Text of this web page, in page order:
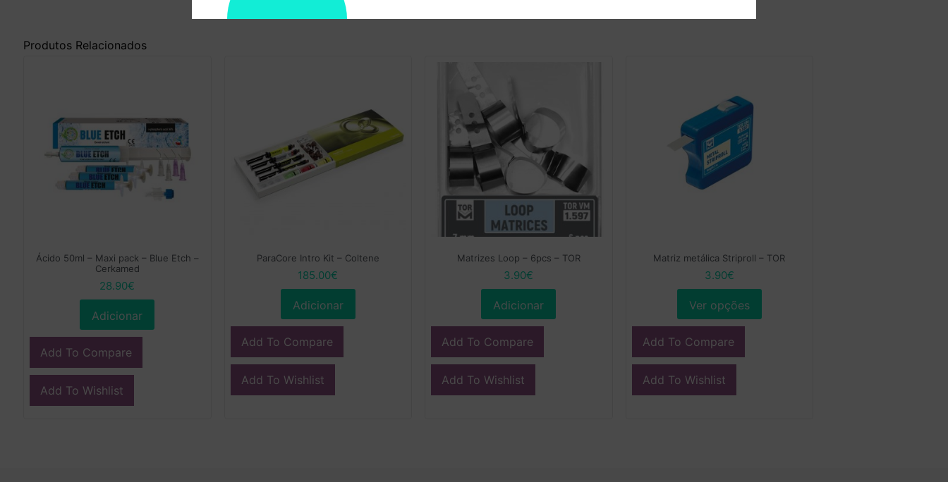
Produtos Relacionados
Ácido 50ml – Maxi pack – Blue Etch –
Cerkamed
28.90€
Adicionar
Add To Compare
Add To Wishlist
ParaCore Intro Kit – Coltene
185.00€
Adicionar
Add To Compare
Add To Wishlist
Matrizes Loop – 6pcs – TOR
3.90€
Adicionar
Add To Compare
Add To Wishlist
Matriz metálica Striproll – TOR
3.90€
Ver opções
Add To Compare
Add To Wishlist